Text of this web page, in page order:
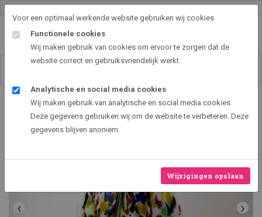
Voor een optimaal werkende website gebruiken wij cookies
Functionele cookies
Wij maken gebruik van cookies om ervoor te zorgen dat de
website correct en gebruiksvriendelijk werkt.
Analytische en social media cookies
Wij maken gebruik van analytische en social media cookies.
Deze gegevens gebruiken wij om de website te verbeteren. Deze
gegevens blijven anoniem.
Wijzigingen opslaan
Art2EXPO GallerySHOP - de leukste kunst cadeau ideeën
Lamp Murrina II
‹ ›